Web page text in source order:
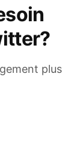
plus